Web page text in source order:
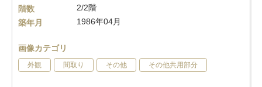
階数
2/2階
築年月
1986年04月
画像カテゴリ
外観 間取り その他 その他共用部分